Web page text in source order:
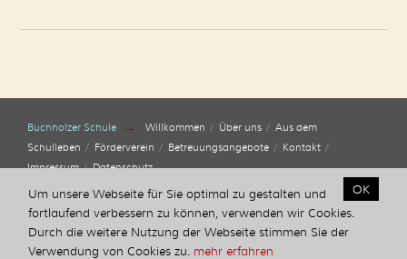
Buchholzer Schule → Willkommen Über uns
Aus dem
Schulleben
Förderverein Betreuungsangebote
Kontakt
Impressum
Datenschutz
Copyright © 2026 | Buchholzer Grundschule | Buchholzer Str. 37 | 58456
Witten | Tel.: 02302 581-5680 |
OK
Um unsere Webseite für Sie optimal zu gestalten und
fortlaufend verbessern zu können, verwenden wir Cookies.
Durch die weitere Nutzung der Webseite stimmen Sie der
Verwendung von Cookies zu. mehr erfahren